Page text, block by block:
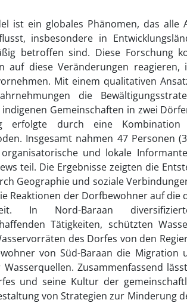
ist ein globales Phänomen, das alle
insbesondere in
betroffen sind. Diese Forschung
auf diese Veränderungen
Mit einem qualitativen
die
Ge­meinschaften in zwei
erfolgte durch eine
Insgesamt nahmen 47 Personen
und lokale
teil. Die Ergebnisse zeigten die
Geographie und soziale
Reaktionen der Dorfbewohner auf die
In Nord-Baraan
Tätigkeiten, schützten
des Dorfes von den
von Süd-Baraan die
Zusammenfassend
und seine Kultur der
von Strategien zur Minderung